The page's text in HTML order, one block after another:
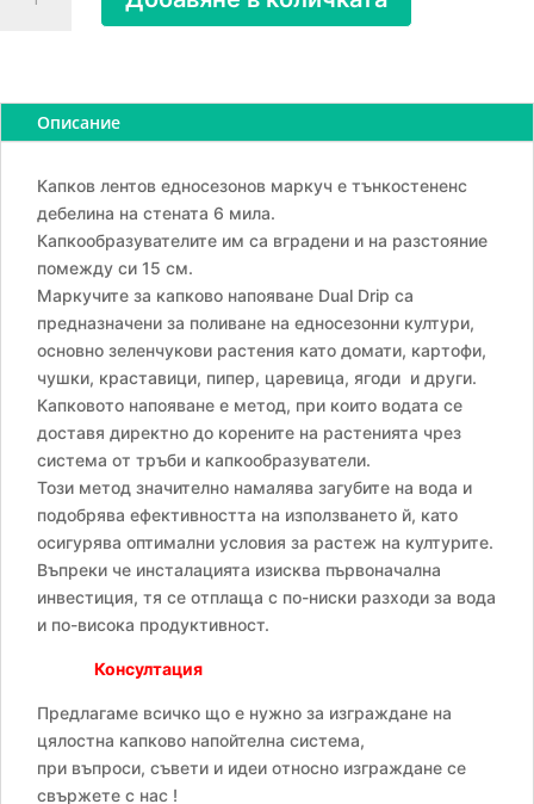
напояване
едносезонен,
Описание
Капков лентов едносезонов маркуч е тънкостененс
дебелина на стената 6 мила.
Капкообразувателите им са вградени и на разстояние
помежду си 15 см.
Маркучите за капково напояване Dual Drip са
предназначени за поливане на едносезонни култури,
основно зеленчукови растения като домати, картофи,
чушки, краставици, пипер, царевица, ягоди и други.
Капковото напояване е метод, при които водата се
доставя директно до корените на растенията чрез
система от тръби и капкообразуватели.
Този метод значително намалява загубите на вода и
подобрява ефективността на използването й, като
осигурява оптимални условия за растеж на културите.
Въпреки че инсталацията изисква първоначална
инвестиция, тя се отплаща с по-ниски разходи за вода
и по-висока продуктивност.
Консултация
Предлагаме всичко що е нужно за изграждане на
цялостна капково напойтелна система,
при въпроси, съвети и идеи относно изграждане се
свържете с нас !